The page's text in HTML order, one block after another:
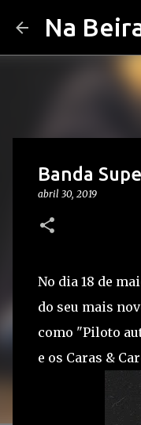
Na
Banda
abril 30, 2019
No dia 18 de
do seu mais
como "Piloto
e os Caras &